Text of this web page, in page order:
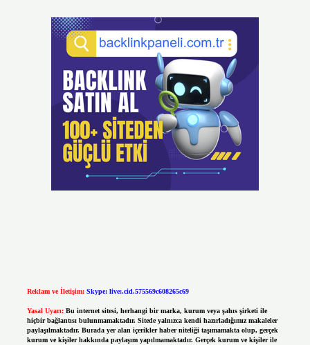
Reklam ve İletişim: Skype: live:.cid.575569c608265c69
Yasal Uyarı: Bu internet sitesi, herhangi bir marka, kurum veya şahıs şirketi ile
hiçbir bağlantısı bulunmamaktadır. Sitede yalnızca kendi hazırladığımız makaleler
paylaşılmaktadır. Burada yer alan içerikler haber niteliği taşımamakta olup, gerçek
kurum ve kişiler hakkında paylaşım yapılmamaktadır. Gerçek kurum ve kişiler ile